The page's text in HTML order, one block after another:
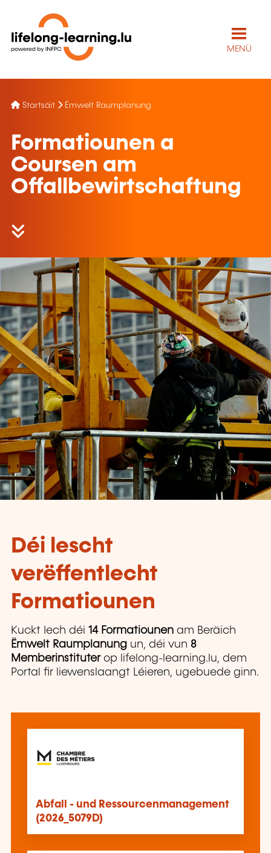
MENÜ
Startsäit Ëmwelt Raumplanung
Formatiounen a
Coursen am
Offallbewirtschaftung
Déi lescht
verëffentlecht
Formatiounen
Kuckt Iech déi 14 Formatiounen am Beräich
Ëmwelt Raumplanung un, déi vun 8
Memberinstituter op lifelong-learning.lu, dem
Portal fir liewenslaangt Léieren, ugebuede ginn.
Abfall - und Ressourcenmanagement
(2026_5079D)